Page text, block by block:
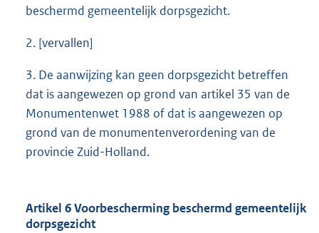
beschermd gemeentelijk dorpsgezicht.
2. [vervallen]
3. De aanwijzing kan geen dorpsgezicht betreffen
dat is aangewezen op grond van artikel 35 van de
Monumentenwet 1988 of dat is aangewezen op
grond van de monumentenverordening van de
provincie Zuid-Holland.
Artikel 6 Voorbescherming beschermd gemeentelijk
dorpsgezicht